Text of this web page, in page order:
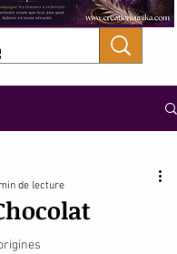
de lecture